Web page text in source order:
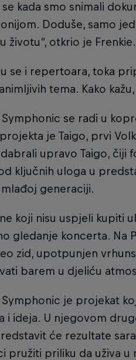
se kada smo snimali
Doduše, samo
životu“, otkrio je Frenkie.
se i repertoara, toka
tema. Kako
Symphonic se radi u
je Taigo, prvi
upravo Taigo, čiji
ključnih uloga u
generaciji.
koji nisu uspjeli kupiti
gledanje koncerta. Na
zid, upotpunjen
barem u djeliću
Symphonic je projekat
i ideja. U njegovom
će rezultate
pružiti priliku da uživa u